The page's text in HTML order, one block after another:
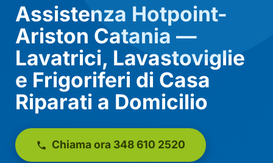
Assistenza Hotpoint-
Ariston Catania —
Lavatrici, Lavastoviglie
e Frigoriferi di Casa
Riparati a Domicilio
Chiama ora 348 610 2520